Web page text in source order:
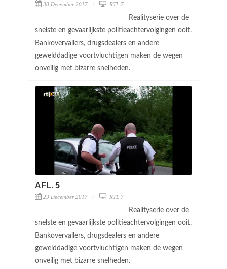
30 December 2017 RTL 7
Realityserie over de
snelste en gevaarlijkste politieachtervolgingen ooit.
Bankovervallers, drugsdealers en andere
gewelddadige voortvluchtigen maken de wegen
onveilig met bizarre snelheden.
AFL. 5
29 December 2017 RTL 7
Realityserie over de
snelste en gevaarlijkste politieachtervolgingen ooit.
Bankovervallers, drugsdealers en andere
gewelddadige voortvluchtigen maken de wegen
onveilig met bizarre snelheden.